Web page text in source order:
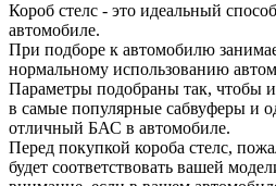
Короб стелс - это идеальный
автомобиле.
При подборе к автомобилю
нормальному использованию
Параметры подобраны так, чтобы
в самые популярные сабвуферы и
отличный БАС в автомобиле.
Перед покупкой короба стелс,
будет соответствовать вашей